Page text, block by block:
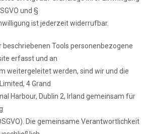
und §
ist jederzeit widerrufbar.
Tools personenbezogene
erfasst und an
weitergeleitet werden, sind wir und die
4 Grand
Harbour, Dublin 2, Irland gemeinsam für
Die gemeinsame Verantwortlichkeit